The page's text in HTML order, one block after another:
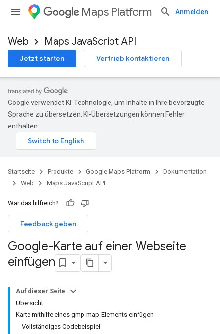
Maps Platform Anmelden
Web Maps JavaScript API
Jetzt starten Vertrieb kontaktieren
Google verwendet KI-Technologie, um Inhalte in Ihre bevorzugte
Sprache zu übersetzen. KI-Übersetzungen können Fehler
enthalten.
Startseite Produkte Google Maps Platform
Dokumentation
Web
Maps JavaScript API
War das hilfreich?
Feedback geben
Google-Karte auf einer Webseite
einfügen
Auf dieser Seite
Übersicht
Karte mithilfe eines gmp-map-Elements einfügen
Vollständiges Codebeispiel